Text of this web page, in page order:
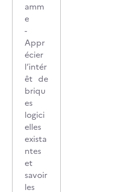
amm
e
-
Appr
écier
l’intér
êt de
briqu
es
logici
elles
exista
ntes
et
savoir
les